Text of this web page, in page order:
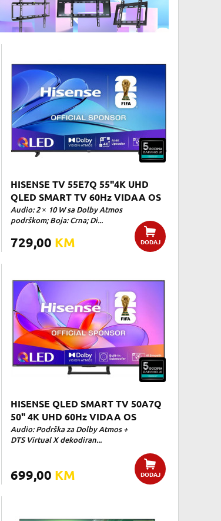
HISENSE TV 55E7Q 55"4K UHD
QLED SMART TV 60Hz VIDAA OS
Audio: 2 × 10 W sa Dolby Atmos
podrškom; Boja: Crna; Di...
729,00 KM DODAJ
HISENSE QLED SMART TV 50A7Q
50" 4K UHD 60Hz VIDAA OS
Audio: Podrška za Dolby Atmos +
DTS Virtual X dekodiran...
699,00 KM DODAJ